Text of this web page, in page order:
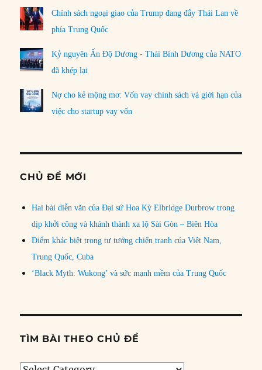
Chính sách ngoại giao của Trump đang đẩy Thái Lan về
phía Trung Quốc
Kỷ nguyên Ấn Độ Dương - Thái Bình Dương của NATO
đã khép lại
Nợ cho kẻ mộng mơ: Vốn vay chính sách và giới hạn của
việc cho startup vay vốn
CHỦ ĐỀ MỚI
Hai bài diễn văn của Đại sứ Hoa Kỳ Elbridge Durbrow trong
dịp khởi công và khánh thành xa lộ Sài Gòn – Biên Hòa
Điểm khác biệt trong tư tưởng chiến tranh của Việt Nam,
Trung Quốc, Cuba
‘Black Myth: Wukong’ và sức mạnh mềm của Trung Quốc
TÌM BÀI THEO CHỦ ĐỀ